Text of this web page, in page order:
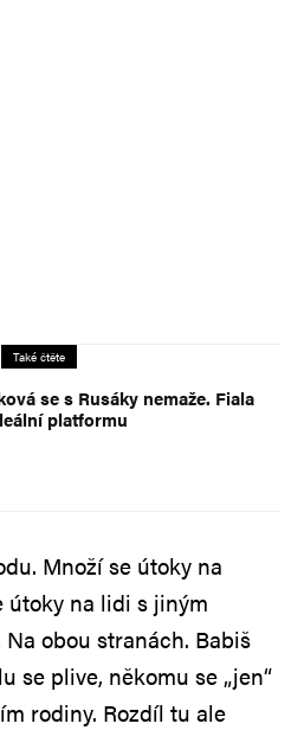
Také čtěte
se s Rusáky nemaže. Fiala
platformu
Množí se útoky na
útoky na lidi s jiným
obou stranách. Babiš
se plive, někomu se „jen“
rodiny. Rozdíl tu ale